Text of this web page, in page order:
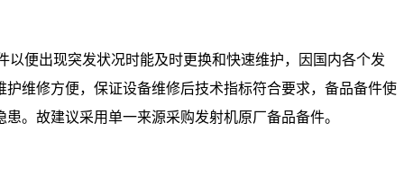
便出现突发状况时能及时更换和快速维护，因国内各个发
维修方便，保证设备维修后技术指标符合要求，备品备件使
。故建议采用单一来源采购发射机原厂备品备件。